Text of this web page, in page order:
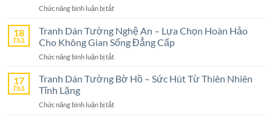
Chức năng bình luận bị tắtở
Dán
Tường
Ninh
Bình
Lựa
18
Th3
Tranh Dán Tường Nghệ An – Lựa Chọn Hoàn Hảo
Cho Không Gian Sống Đẳng Cấp
Chức năng bình luận bị tắtở
Dán
An
17
Th3
Tranh Dán Tường Bờ Hồ – Sức Hút Từ Thiên Nhiên
Tĩnh Lặng
Chức năng bình luận bị tắtở